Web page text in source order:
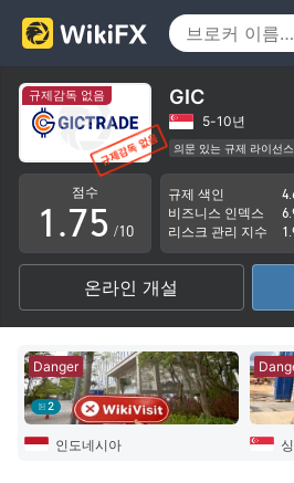
규제감독 없음 GIC
5-10년
의문 있는 규제 라이선스
잠재적 위험성이 높음
점수
0
1
2
3
4
5
6
.
3
4
5
6
7
8
9
1
2
3
4
5
6
7
8
9
/10
규제 색인
비즈니스 인덱스
리스크 관리 지수
온라인 개설
2
Danger
인도네시아